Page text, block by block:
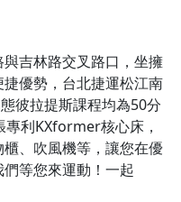
吉林路交叉路口，坐擁
優勢，台北捷運松江南
彼拉提斯課程均為50分
利KXformer核心床，
、吹風機等，讓您在優
等您來運動！一起